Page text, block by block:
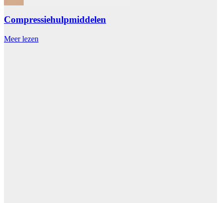
Compressiehulpmiddelen
Meer lezen